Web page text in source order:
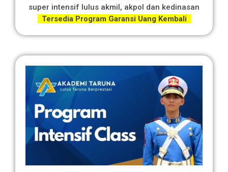
super intensif lulus akmil, akpol dan kedinasan
Tersedia Program Garansi Uang Kembali